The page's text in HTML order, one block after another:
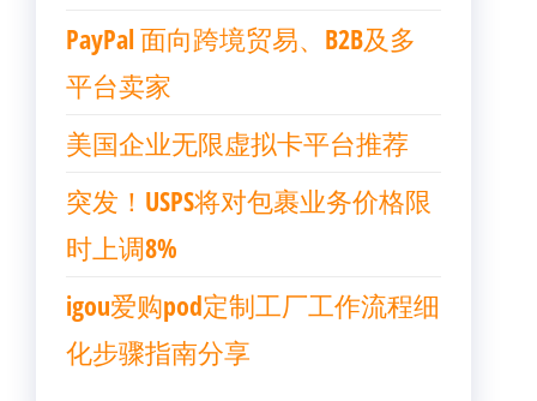
PayPal 面向跨境贸易、B2B及多
平台卖家
美国企业无限虚拟卡平台推荐
突发！USPS将对包裹业务价格限
时上调8%
igou爱购pod定制工厂工作流程细
化步骤指南分享